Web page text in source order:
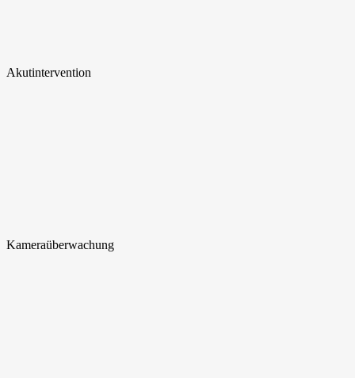
Akutintervention
Kameraüberwachung